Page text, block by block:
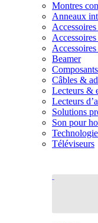
Montres
Anneaux
Beamer
Câbles &
Lecteurs &
Lecteurs
Solutions
Son pour
Téléviseurs